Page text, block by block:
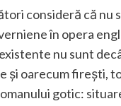
consideră că nu
în opera
nu sunt
și oarecum firești,
gotic: